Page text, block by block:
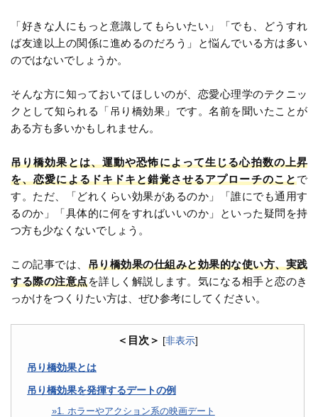
「好きな人にもっと意識してもらいたい」「でも、どうすれ
ば友達以上の関係に進めるのだろう」と悩んでいる方は多い
のではないでしょうか。
そんな方に知っておいてほしいのが、恋愛心理学のテクニッ
クとして知られる「吊り橋効果」です。名前を聞いたことが
ある方も多いかもしれません。
吊り橋効果とは、運動や恐怖によって生じる心拍数の上昇
を、恋愛によるドキドキと錯覚させるアプローチのことで
す。ただ、「どれくらい効果があるのか」「誰にでも通用す
るのか」「具体的に何をすればいいのか」といった疑問を持
つ方も少なくないでしょう。
この記事では、 吊り橋効果の仕組みと効果的な使い方、実践
する際の注意点を詳しく解説します。気になる相手と恋のき
っかけをつくりたい方は、ぜひ参考にしてください。
＜目次＞ [非表示]
吊り橋効果とは
吊り橋効果を発揮するデートの例
1. ホラーやアクション系の映画デート